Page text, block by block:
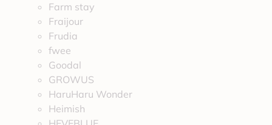
Farm stay
Fraijour
Frudia
fwee
Goodal
GROWUS
HaruHaru Wonder
Heimish